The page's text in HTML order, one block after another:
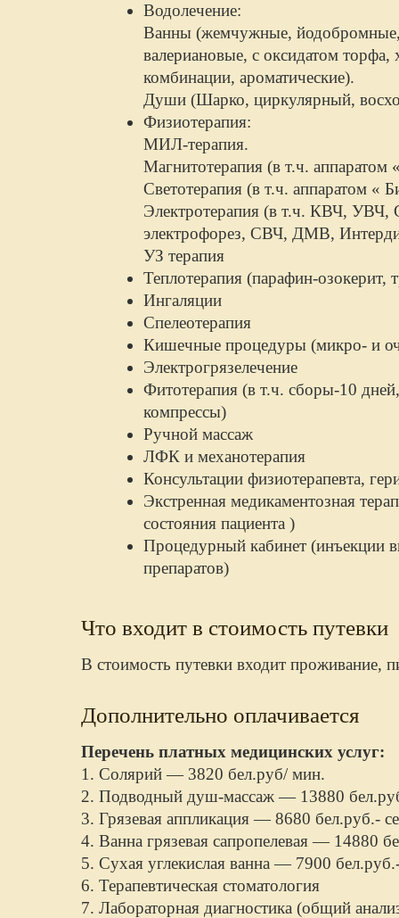
Водолечение:
Ванны (жемчужные, йодобромные,
валериановые, с оксидатом
комбинации, ароматические).
Души (Шарко, циркулярный,
Физиотерапия:
МИЛ-терапия.
Магнитотерапия (в т.ч. аппаратом
Светотерапия (в т.ч. аппаратом «
Электротерапия (в т.ч. КВЧ,
электрофорез, СВЧ, ДМВ,
УЗ терапия
Теплотерапия (парафин-озокерит,
Ингаляции
Спелеотерапия
Кишечные процедуры (микро- и
Электрогрязелечение
Фитотерапия (в т.ч. сборы-10
компрессы)
Ручной массаж
ЛФК и механотерапия
Консультации физиотерапевта,
Экстренная медикаментозная
состояния пациента )
Процедурный кабинет (инъекции
препаратов)
Что входит в стоимость путевки
В стоимость путевки входит проживание,
Дополнительно оплачивается
Перечень платных медицинских услуг:
1. Солярий — 3820 бел.руб/ мин.
2. Подводный душ-массаж — 13880
3. Грязевая аппликация — 8680 бел.руб.-
4. Ванна грязевая сапропелевая — 14880
5. Сухая углекислая ванна — 7900
6. Терапевтическая стоматология
7. Лабораторная диагностика (общий